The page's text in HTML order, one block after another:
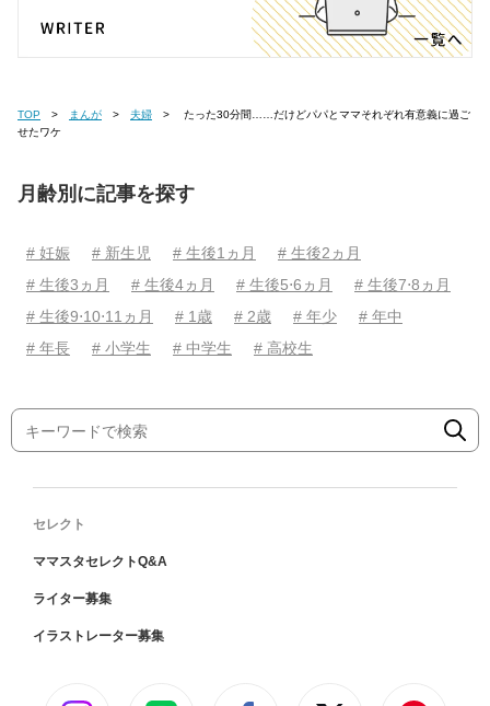
TOP まんが 夫婦
せたワケ
月齢別に記事を探す
# 妊娠 # 新生児 # 生後1ヵ月
# 生後2ヵ月
# 生後3ヵ月
# 生後4ヵ月 # 生後5⋅6ヵ月
# 生後7⋅8ヵ月
# 生後9⋅10⋅11ヵ月
# 1歳 # 2歳 # 年少
# 年中
# 年長
# 小学生 # 中学生 # 高校生
セレクト
ママスタセレクトQ&A
ライター募集
イラストレーター募集